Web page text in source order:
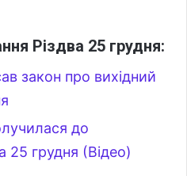
Різдва 25 грудня:
закон про вихідний
до
25 грудня (Відео)